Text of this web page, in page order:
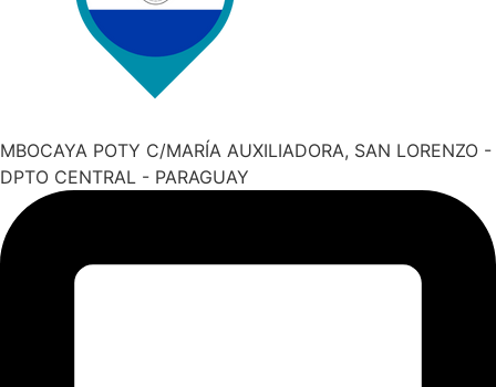
MBOCAYA POTY C/MARÍA AUXILIADORA, SAN LORENZO -
DPTO CENTRAL - PARAGUAY